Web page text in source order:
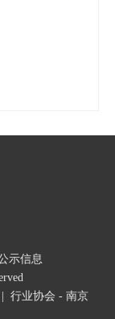
示信息
行业协会 - 南京